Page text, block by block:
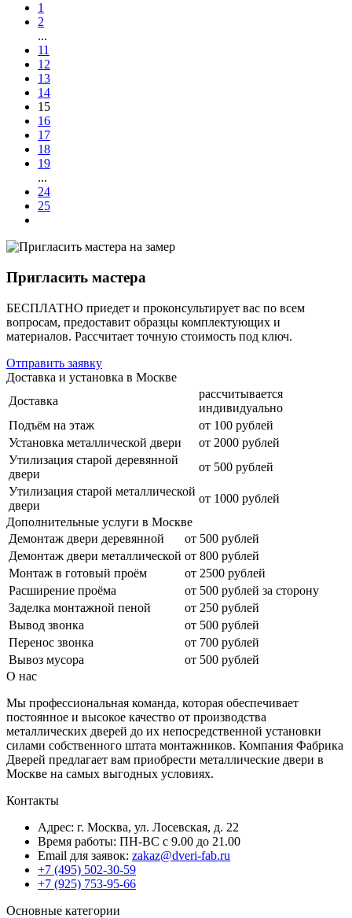
1
2
...
11
12
13
14
15
16
17
18
19
...
24
25
Пригласить мастера
БЕСПЛАТНО приедет и проконсультирует вас по всем
вопросам, предоставит образцы комплектующих и
материалов. Рассчитает точную стоимость под ключ.
Отправить заявку
Доставка и установка в Москве
Доставка
рассчитывается
индивидуально
Подъём на этаж
от 100 рублей
Установка металлической двери
от 2000 рублей
Утилизация старой деревянной
двери
от 500 рублей
Утилизация старой металлической
двери
от 1000 рублей
Дополнительные услуги в Москве
Демонтаж двери деревянной
от 500 рублей
Демонтаж двери металлической от 800 рублей
Монтаж в готовый проём
от 2500 рублей
Расширение проёма
от 500 рублей за сторону
Заделка монтажной пеной
от 250 рублей
Вывод звонка
от 500 рублей
Перенос звонка
от 700 рублей
Вывоз мусора
от 500 рублей
О нас
Мы профессиональная команда, которая обеспечивает
постоянное и высокое качество от производства
металлических дверей до их непосредственной установки
силами собственного штата монтажников. Компания Фабрика
Дверей предлагает вам приобрести металлические двери в
Москве на самых выгодных условиях.
Контакты
Адрес: г. Москва, ул. Лосевская, д. 22
Время работы: ПН-ВС с 9.00 до 21.00
Email для заявок: zakaz@dveri-fab.ru
+7 (495) 502-30-59
+7 (925) 753-95-66
Основные категории